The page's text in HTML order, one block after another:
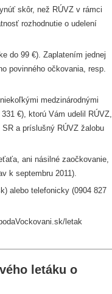
skôr, než RÚVZ v rámci
rozhodnutie o udelení
do 99 €). Zaplatením jednej
povinného očkovania, resp.
medzinárodnými
€), ktorú Vám udelil RÚVZ,
a príslušný RÚVZ žalobu
ani násilné zaočkovanie,
k septembru 2011).
alebo telefonicky (0904 827
letak
letáku o